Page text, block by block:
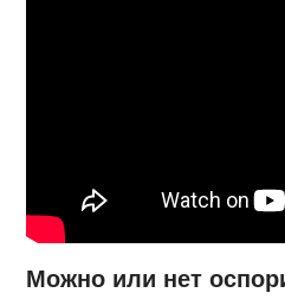
Можно или нет